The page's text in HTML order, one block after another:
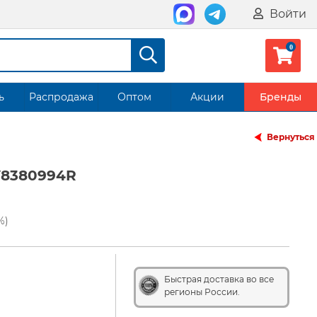
Войти
Распродажа Оптом Акции Бренды
Вернуться
Быстрая доставка во все
регионы России.